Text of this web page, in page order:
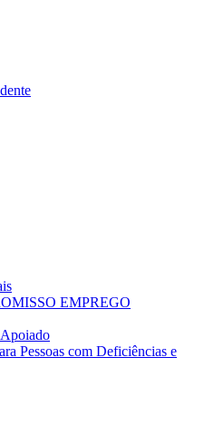
EMPREGO
Pessoas com Deficiências e